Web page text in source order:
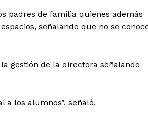
padres de familia quienes además
señalando que no se
gestión de la directora señalando
a los alumnos”, señaló.